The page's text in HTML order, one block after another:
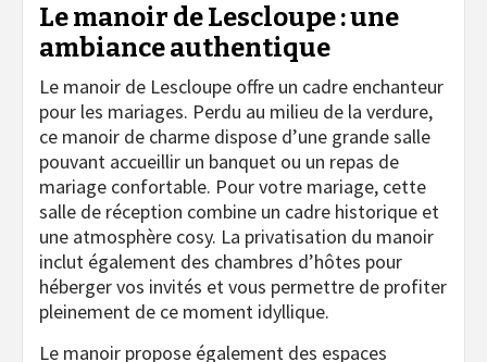
Le manoir de Lescloupe : une
ambiance authentique
Le manoir de Lescloupe offre un cadre enchanteur
pour les mariages. Perdu au milieu de la verdure,
ce manoir de charme dispose d’une grande salle
pouvant accueillir un banquet ou un repas de
mariage confortable. Pour votre mariage, cette
salle de réception combine un cadre historique et
une atmosphère cosy. La privatisation du manoir
inclut également des chambres d’hôtes pour
héberger vos invités et vous permettre de profiter
pleinement de ce moment idyllique.
Le manoir propose également des espaces